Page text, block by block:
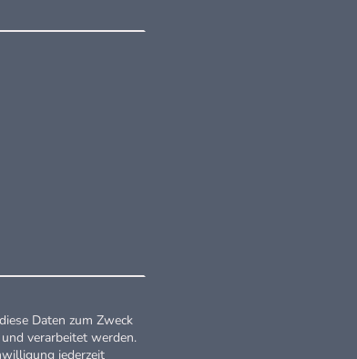
Daten zum Zweck
verarbeitet werden.
jederzeit